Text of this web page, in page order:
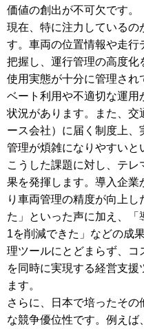
価値の創出が不可欠です。
現在、特に注力している
す。車両の位置情報や走行
把握し、運行管理の高度
使用実態が十分に管理され
ベート利用や不適切な運用
状況があります。また、交
ース会社）に届く制度上
管理が煩雑になりやすいと
こうした課題に対し、テ
果を発揮します。導入企業
り車両管理の精度が向上
た」といった声に加え、
1を削減できた」などの成
理ツールにとどまらず、コ
を同時に実現する経営支
ます。
さらに、日本で培ったそ
な競争優位性です。例え